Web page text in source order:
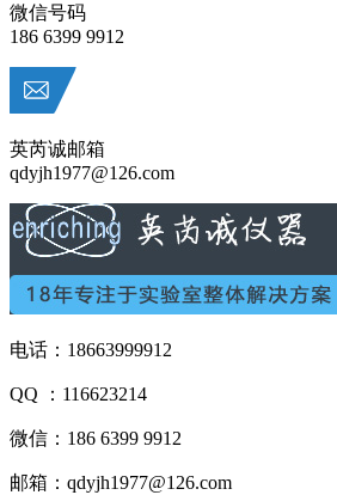
微信号码
186 6399 9912
英芮诚邮箱
qdyjh1977@126.com
电话：18663999912
QQ ：116623214
微信：186 6399 9912
邮箱：qdyjh1977@126.com